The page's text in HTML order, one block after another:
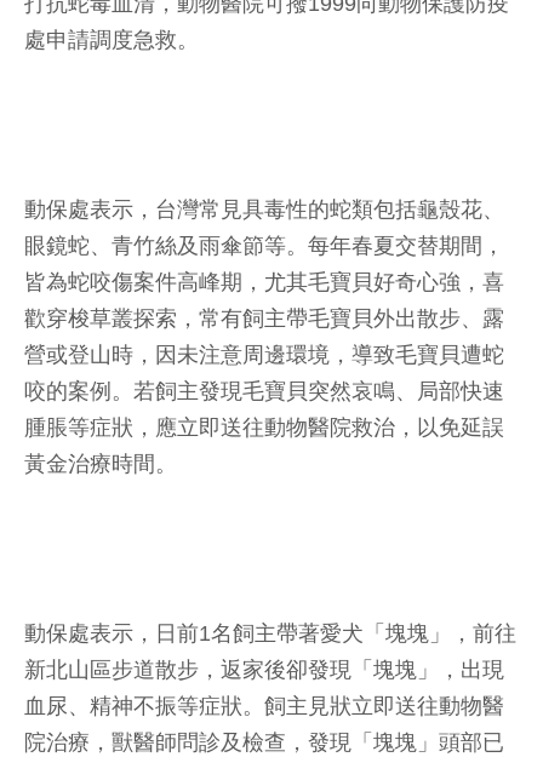
處申請調度急救。
動保處表示，台灣常見具毒性的蛇類包括龜殼花、
眼鏡蛇、青竹絲及雨傘節等。每年春夏交替期間，
皆為蛇咬傷案件高峰期，尤其毛寶貝好奇心強，喜
歡穿梭草叢探索，常有飼主帶毛寶貝外出散步、露
營或登山時，因未注意周邊環境，導致毛寶貝遭蛇
咬的案例。若飼主發現毛寶貝突然哀鳴、局部快速
腫脹等症狀，應立即送往動物醫院救治，以免延誤
黃金治療時間。
動保處表示，日前1名飼主帶著愛犬「塊塊」，前往
新北山區步道散步，返家後卻發現「塊塊」，出現
血尿、精神不振等症狀。飼主見狀立即送往動物醫
院治療，獸醫師問診及檢查，發現「塊塊」頭部已